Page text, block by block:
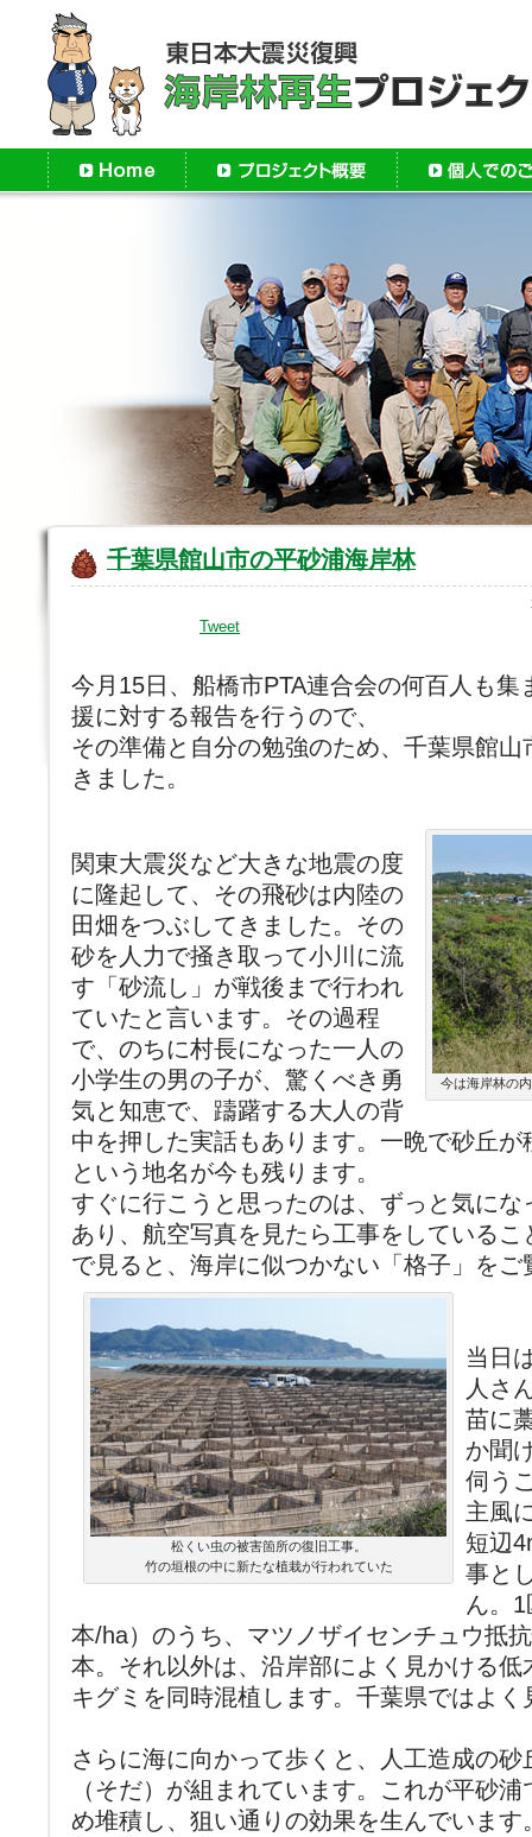
千葉県館山市の平砂浦海岸林
Tweet
今月15日、船橋市PTA連合会の何百人も
援に対する報告を行うので、
その準備と自分の勉強のため、千葉県館
きました。
今は海岸林の
関東大震災など大きな地震の度
に隆起して、その飛砂は内陸の
田畑をつぶしてきました。その
砂を人力で掻き取って小川に流
す「砂流し」が戦後まで行われ
ていたと言います。その過程
で、のちに村長になった一人の
小学生の男の子が、驚くべき勇
気と知恵で、躊躇する大人の背
中を押した実話もあります。一晩で砂丘
という地名が今も残ります。
すぐに行こうと思ったのは、ずっと気に
あり、航空写真を見たら工事をしている
で見ると、海岸に似つかない「格子」をご
松くい虫の被害箇所の復旧工事。
竹の垣根の中に新たな植栽が行われていた
当日
人さ
苗に
か聞
伺う
主風
短辺
事と
ん。
本/ha）のうち、マツノザイセンチュウ抵
本。それ以外は、沿岸部によく見かける
キグミを同時混植します。千葉県ではよ
さらに海に向かって歩くと、人工造成の
（そだ）が組まれています。これが平砂
め堆積し、狙い通りの効果を生んでいま